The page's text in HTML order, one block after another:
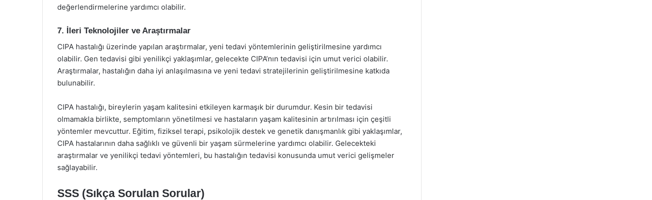
değerlendirmelerine yardımcı olabilir.
7. İleri Teknolojiler ve Araştırmalar
CIPA hastalığı üzerinde yapılan araştırmalar, yeni tedavi yöntemlerinin geliştirilmesine yardımcı
olabilir. Gen tedavisi gibi yenilikçi yaklaşımlar, gelecekte CIPA’nın tedavisi için umut verici olabilir.
Araştırmalar, hastalığın daha iyi anlaşılmasına ve yeni tedavi stratejilerinin geliştirilmesine katkıda
bulunabilir.
CIPA hastalığı, bireylerin yaşam kalitesini etkileyen karmaşık bir durumdur. Kesin bir tedavisi
olmamakla birlikte, semptomların yönetilmesi ve hastaların yaşam kalitesinin artırılması için çeşitli
yöntemler mevcuttur. Eğitim, fiziksel terapi, psikolojik destek ve genetik danışmanlık gibi yaklaşımlar,
CIPA hastalarının daha sağlıklı ve güvenli bir yaşam sürmelerine yardımcı olabilir. Gelecekteki
araştırmalar ve yenilikçi tedavi yöntemleri, bu hastalığın tedavisi konusunda umut verici gelişmeler
sağlayabilir.
SSS (Sıkça Sorulan Sorular)